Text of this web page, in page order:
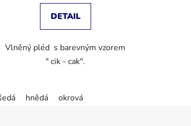
DETAIL
Vlněný pléd s barevným vzorem
" cik - cak".
hnědá okrová